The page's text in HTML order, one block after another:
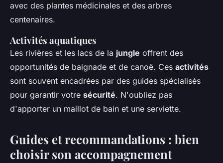
avec des plantes médicinales et des arbres
centenaires.
Activités aquatiques
Les rivières et les lacs de la jungle offrent des
opportunités de baignade et de canoë. Ces activités
sont souvent encadrées par des guides spécialisés
pour garantir votre sécurité. N'oubliez pas
d'apporter un maillot de bain et une serviette.
Guides et recommandations : bien
choisir son accompagnement